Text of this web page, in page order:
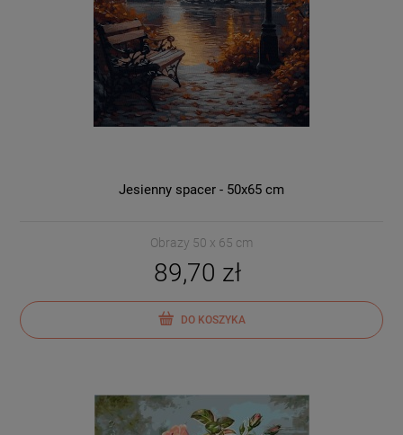
Jesienny spacer - 50x65 cm
Obrazy 50 x 65 cm
89,70 zł
DO KOSZYKA